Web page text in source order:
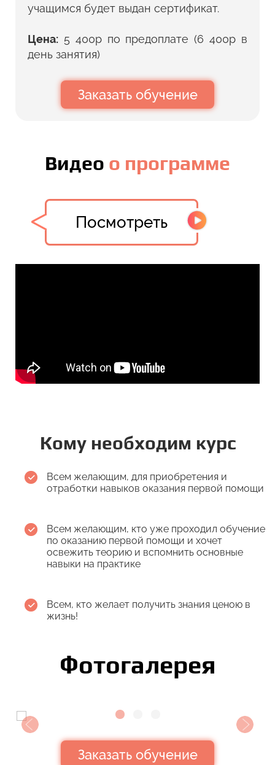
Заказать обучение
учащимся будет выдан сертификат.
Цена: 5 400р по предоплате (6 400р в
день занятия)
Видео о программе
Посмотреть
Кому необходим курс
Всем желающим, для приобретения и
отработки навыков оказания первой помощи
Всем желающим, кто уже проходил обучение
по оказанию первой помощи и хочет
освежить теорию и вспомнить основные
навыки на практике
Всем, кто желает получить знания ценою в
жизнь!
Фотогалерея
‹ ›
Заказать обучение